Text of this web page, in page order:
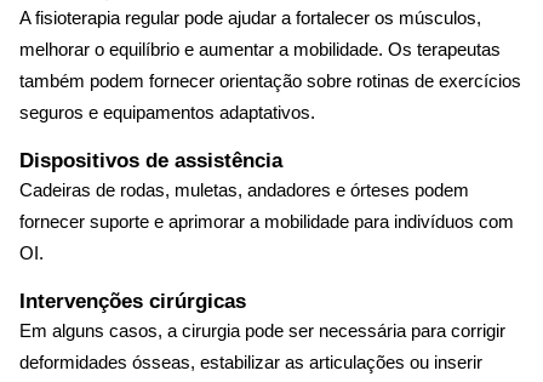
A fisioterapia regular pode ajudar a fortalecer os músculos,
melhorar o equilíbrio e aumentar a mobilidade. Os terapeutas
também podem fornecer orientação sobre rotinas de exercícios
seguros e equipamentos adaptativos.
Dispositivos de assistência
Cadeiras de rodas, muletas, andadores e órteses podem
fornecer suporte e aprimorar a mobilidade para indivíduos com
OI.
Intervenções cirúrgicas
Em alguns casos, a cirurgia pode ser necessária para corrigir
deformidades ósseas, estabilizar as articulações ou inserir